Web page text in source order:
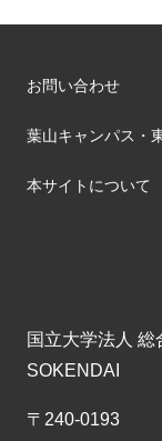
お問い合わせ
葉山キャンパス・
本サイトについて
国立大学法人
SOKENDAI
〒240-0193